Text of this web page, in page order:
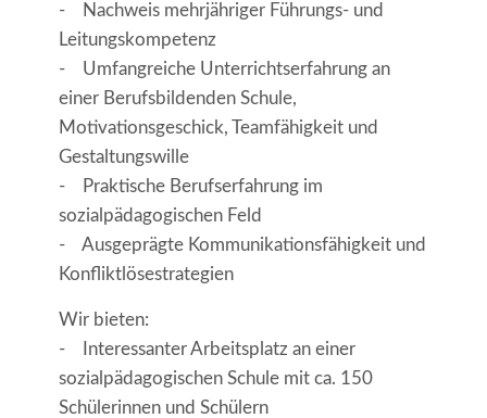
- Nachweis mehrjähriger Führungs- und
Leitungskompetenz
- Umfangreiche Unterrichtserfahrung an
einer Berufsbildenden Schule,
Motivationsgeschick, Teamfähigkeit und
Gestaltungswille
- Praktische Berufserfahrung im
sozialpädagogischen Feld
- Ausgeprägte Kommunikationsfähigkeit und
Konfliktlösestrategien
Wir bieten:
- Interessanter Arbeitsplatz an einer
sozialpädagogischen Schule mit ca. 150
Schülerinnen und Schülern